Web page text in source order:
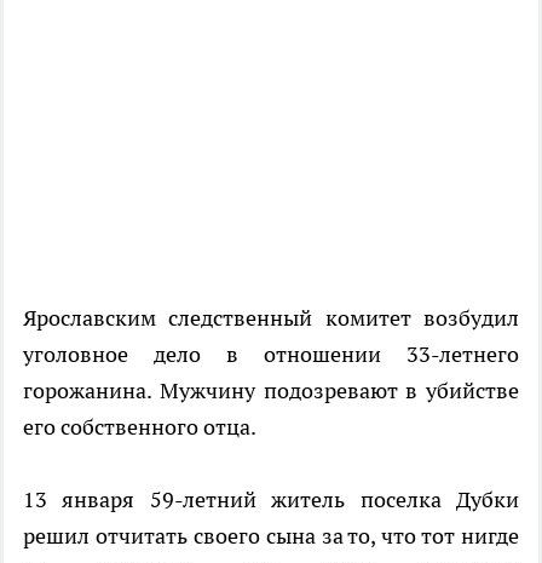
Ярославским следственный комитет возбудил
уголовное дело в отношении 33-летнего
горожанина. Мужчину подозревают в убийстве
его собственного отца.
13 января 59-летний житель поселка Дубки
решил отчитать своего сына за то, что тот нигде